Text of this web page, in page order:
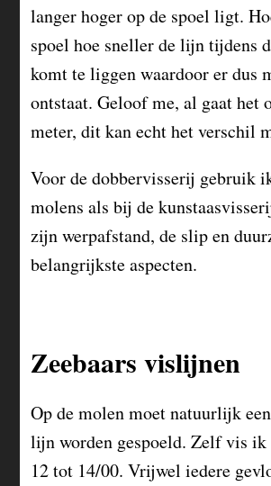
langer hoger op de spoel ligt.
spoel hoe sneller de lijn tijdens
komt te liggen waardoor er dus
ontstaat. Geloof me, al gaat het
meter, dit kan echt het verschil
Voor de dobbervisserij gebruik
molens als bij de
zijn werpafstand, de slip en
belangrijkste aspecten.
Zeebaars vislijnen
Op de molen moet natuurlijk
lijn worden gespoeld. Zelf vis ik
12 tot 14/00. Vrijwel iedere